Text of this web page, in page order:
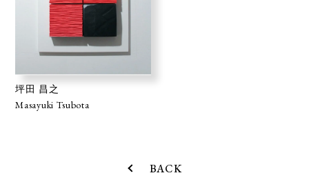
坪田 昌之
Masayuki Tsubota
BACK